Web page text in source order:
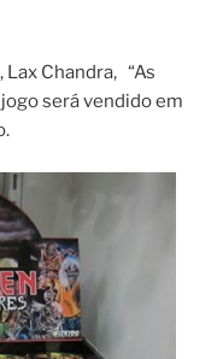
Lax Chandra, “As
será vendido em